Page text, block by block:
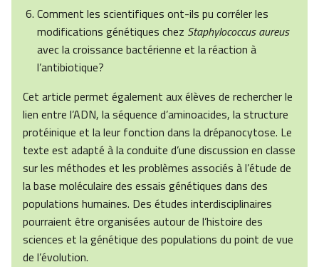
Comment les scientifiques ont-ils pu corréler les
modifications génétiques chez Staphylococcus aureus
avec la croissance bactérienne et la réaction à
l’antibiotique?
Cet article permet également aux élèves de rechercher le
lien entre l’ADN, la séquence d’aminoacides, la structure
protéinique et la leur fonction dans la drépanocytose. Le
texte est adapté à la conduite d’une discussion en classe
sur les méthodes et les problèmes associés à l’étude de
la base moléculaire des essais génétiques dans des
populations humaines. Des études interdisciplinaires
pourraient être organisées autour de l’histoire des
sciences et la génétique des populations du point de vue
de l’évolution.